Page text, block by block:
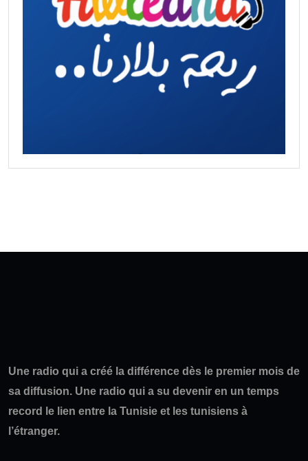
Une radio qui a créé la différence dès le premier mois de
sa diffusion. Une radio qui a su devenir en un temps
record le lien entre la Tunisie et les tunisiens à
l’étranger.